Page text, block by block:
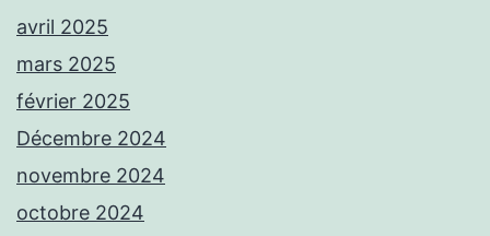
avril 2025
mars 2025
février 2025
Décembre 2024
novembre 2024
octobre 2024